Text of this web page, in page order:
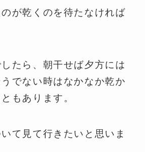
が乾くのを待たなければ
たら、朝干せば夕方には
でない時はなかなか乾か
もあります。
て見て行きたいと思いま